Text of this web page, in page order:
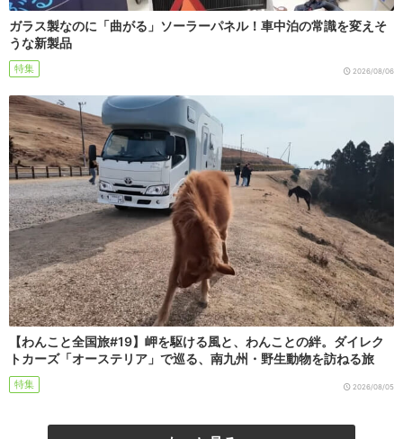
ガラス製なのに「曲がる」ソーラーパネル！車中泊の常識を変えそ
うな新製品
特集 2026/08/06
【わんこと全国旅#19】岬を駆ける風と、わんことの絆。ダイレク
トカーズ「オーステリア」で巡る、南九州・野生動物を訪ねる旅
特集 2026/08/05